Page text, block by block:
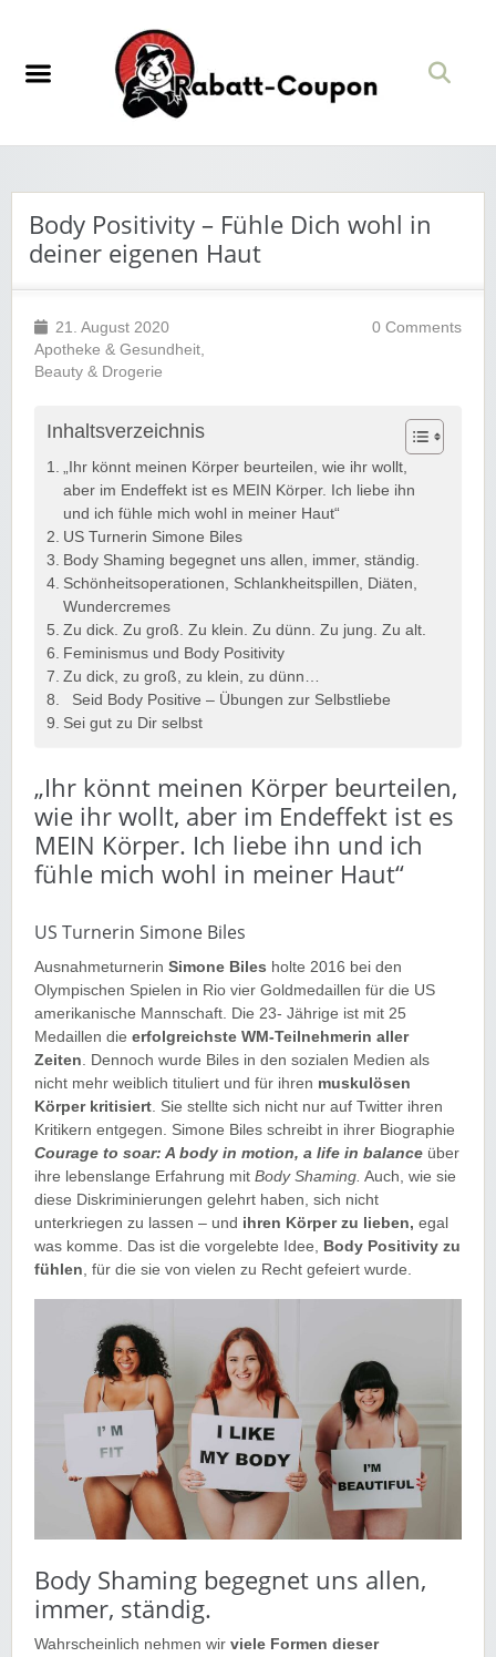
Body Positivity – Fühle Dich wohl in
deiner eigenen Haut
21. August 2020
Apotheke & Gesundheit
Beauty & Drogerie
0 Comments
Inhaltsverzeichnis
„Ihr könnt meinen Körper beurteilen, wie ihr wollt,
aber im Endeffekt ist es MEIN Körper. Ich liebe ihn
und ich fühle mich wohl in meiner Haut“
US Turnerin Simone Biles
Body Shaming begegnet uns allen, immer, ständig.
Schönheitsoperationen, Schlankheitspillen, Diäten,
Wundercremes
Zu dick. Zu groß. Zu klein. Zu dünn. Zu jung. Zu alt.
Feminismus und Body Positivity
Zu dick, zu groß, zu klein, zu dünn…
Seid Body Positive – Übungen zur Selbstliebe
Sei gut zu Dir selbst
„Ihr könnt meinen Körper beurteilen,
wie ihr wollt, aber im Endeffekt ist es
MEIN Körper. Ich liebe ihn und ich
fühle mich wohl in meiner Haut“
US Turnerin Simone Biles
Ausnahmeturnerin Simone Biles holte 2016 bei den
Olympischen Spielen in Rio vier Goldmedaillen für die US
amerikanische Mannschaft. Die 23- Jährige ist mit 25
Medaillen die erfolgreichste WM-Teilnehmerin aller
Zeiten . Dennoch wurde Biles in den sozialen Medien als
nicht mehr weiblich tituliert und für ihren muskulösen
Körper kritisiert . Sie stellte sich nicht nur auf Twitter ihren
Kritikern entgegen. Simone Biles schreibt in ihrer Biographie
Courage to soar: A body in motion, a life in balance über
ihre lebenslange Erfahrung mit Body Shaming. Auch, wie sie
diese Diskriminierungen gelehrt haben, sich nicht
unterkriegen zu lassen – und ihren Körper zu lieben, egal
was komme. Das ist die vorgelebte Idee,
Body Positivity zu
fühlen , für die sie von vielen zu Recht gefeiert wurde.
Body Shaming begegnet uns allen,
immer, ständig.
Wahrscheinlich nehmen wir viele Formen dieser